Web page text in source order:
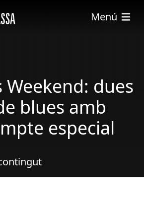
Menú
Weekend: dues
blues amb
especial